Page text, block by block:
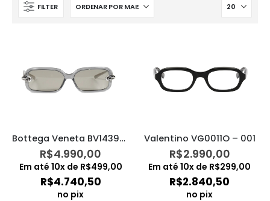
FILTER
Bottega Veneta BV1439S – 004
R$4.990,00
Em até 10x de R$499,00
R$4.740,50
no pix
Valentino VG0011O – 001
R$2.990,00
Em até 10x de R$299,00
R$2.840,50
no pix